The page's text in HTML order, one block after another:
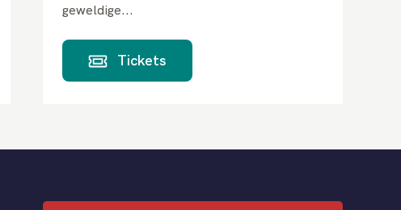
geweldige...
Tickets